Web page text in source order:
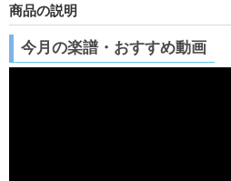
商品の説明
今月の楽譜・おすすめ動画